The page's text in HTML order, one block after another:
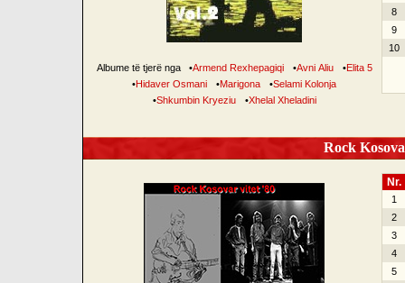
Albume të tjerë nga •Armend Rexhepagiqi •Avni Aliu •Elita 5
•Hidaver Osmani •Marigona •Selami Kolonja
•Shkumbin Kryeziu •Xhelal Xheladini
8
9
10
Rock
Nr.
1
2
3
4
5